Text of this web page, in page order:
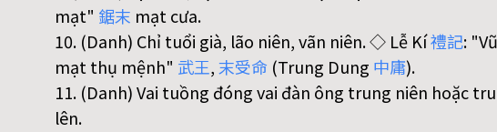
mạt" 鋸末 mạt cưa.
10. (Danh) Chỉ tuổi già, lão niên, vãn niên. ◇ Lễ Kí禮記:
mạt thụ mệnh" 武王,末受命 (Trung Dung 中庸).
11. (Danh) Vai tuồng đóng vai đàn ông trung niên hoặc
lên.